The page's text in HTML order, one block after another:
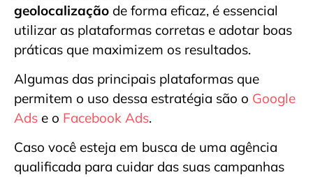
geolocalização de forma eficaz, é essencial
utilizar as plataformas corretas e adotar boas
práticas que maximizem os resultados.
Algumas das principais plataformas que
permitem o uso dessa estratégia são o Google
Ads e o Facebook Ads.
Caso você esteja em busca de uma agência
qualificada para cuidar das suas campanhas